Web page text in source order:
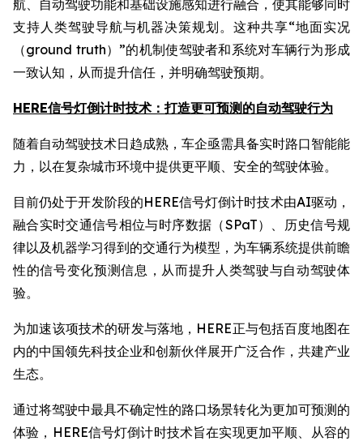
航、自动驾驶功能和基础设施感知进行融合，使其能够同时
支持人类驾驶导航与机器决策规划。这种共享“地面实况
（ground truth）”的机制使驾驶者和系统对车辆行为形成
一致认知，从而提升信任，并明确驾驶预期。
HERE信号灯倒计时技术：打造更可预测的自动驾驶行为
随着自动驾驶技术日趋成熟，车企亟需具备实时路口智能能
力，以在复杂城市环境中提供更平顺、安全的驾驶体验。
目前仍处于开发阶段的HERE信号灯倒计时技术由AI驱动，
融合实时交通信号相位与时序数据（SPaT）、历史信号规
律以及机器学习得到的交通行为模型，为车辆系统提供前瞻
性的信号变化预测信息，从而提升人类驾驶与自动驾驶体
验。
为加速该项技术的研发与落地，HERE正与包括百度地图在
内的中国领先科技企业和创新伙伴展开广泛合作，共建产业
生态。
通过将驾驶中最具不确定性的路口场景转化为更加可预测的
体验，HERE信号灯倒计时技术旨在实现更加平顺、从容的